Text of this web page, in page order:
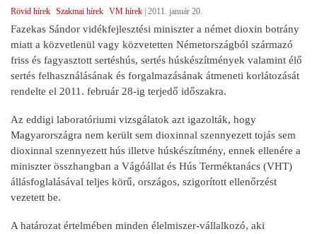
Rövid hírek Szakmai hírek VM hírek 2011. január 20.
Fazekas Sándor vidékfejlesztési miniszter a német dioxin botrány
miatt a közvetlenül vagy közvetetten Németországból származó
friss és fagyasztott sertéshús, sertés húskészítmények valamint élő
sertés felhasználásának és forgalmazásának átmeneti korlátozását
rendelte el 2011. február 28-ig terjedő időszakra.
Az eddigi laboratóriumi vizsgálatok azt igazolták, hogy
Magyarországra nem került sem dioxinnal szennyezett tojás sem
dioxinnal szennyezett hús illetve húskészítmény, ennek ellenére a
miniszter összhangban a Vágóállat és Hús Terméktanács (VHT)
állásfoglalásával teljes körű, országos, szigorított ellenőrzést
vezetett be.
A határozat értelmében minden élelmiszer-vállalkozó, aki